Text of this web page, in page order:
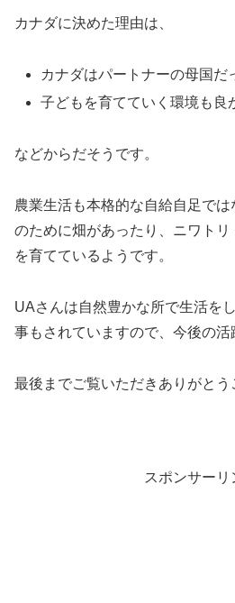
カナダに決めた理由は、
カナダはパートナーの母国だ
子どもを育てていく環境も良
などからだそうです。
農業生活も本格的な自給自足で
のために畑があったり、ニワト
を育てているようです。
UAさんは自然豊かな所で生活を
事もされていますので、今後の活
最後までご覧いただきありがとう
スポンサーリ